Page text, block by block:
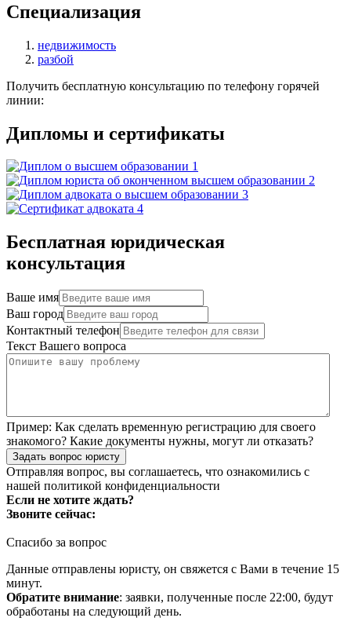
Специализация
недвижимость
разбой
Получить бесплатную консультацию по телефону горячей
линии:
Дипломы и сертификаты
Бесплатная юридическая
консультация
Ваше имя
Ваш город
Контактный телефон
Текст Вашего вопроса
Пример: Как сделать временную регистрацию для своего
знакомого? Какие документы нужны, могут ли отказать?
Задать вопрос юристу
Отправляя вопрос, вы соглашаетесь, что ознакомились с
нашей политикой конфиденциальности
Если не хотите ждать?
Звоните сейчас:
Спасибо за вопрос
Данные отправлены юристу, он свяжется с Вами в течение 15
минут.
Обратите внимание: заявки, полученные после 22:00, будут
обработаны на следующий день.